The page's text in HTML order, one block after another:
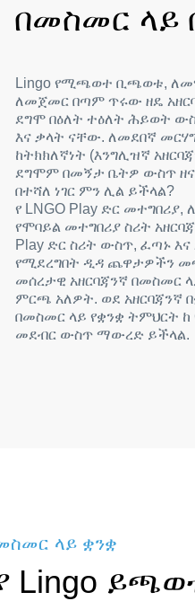
በመስመር ላይ
Lingo የሚጫወተ ቢጫወቱ,
ለመጀመር በጣም ጥሩው ዘዴ
ደግሞ በዕለት ተዕለት ሕይወት
እና ቃላት ናቸው. ለመደበኛ
ከትክክለኛነት (እንግሊዝኛ
ደግሞም በመኝታ ቤትዎ ውስጥ
በተሻለ ነገር ምን ሊል ይችላል?
የ LNGO Play ድር
የሞባይል መተግበሪያ ስሪት
Play ድር ስሪት ውስጥ, ፈጣኑ
የሚደረግበት ዲዳ ጨዋታዎችን
መሰረታዊ አዘርባጃንኛ በመስመር
ምርጫ አለዎት. ወደ አዘርባጃንኛ
በመስመር ላይ የቋንቋ ትምህርት ከ
መደብር ውስጥ ማውረድ ይችላል.
ላይ ቋንቋ
Lingo